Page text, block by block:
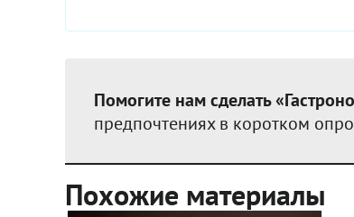
Помогите нам сделать
предпочтениях в коротком
Похожие материалы